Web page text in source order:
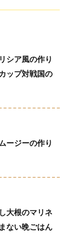
シア風の作り
ップ対戦国の
ージーの作り
大根のマリネ
ない晩ごはん